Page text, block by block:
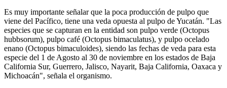
Es muy importante señalar que la poca producción de pulpo que
viene del Pacífico, tiene una veda opuesta al pulpo de Yucatán. "Las
especies que se capturan en la entidad son pulpo verde (Octopus
hubbsorum), pulpo café (Octopus bimaculatus), y pulpo ocelado
enano (Octopus bimaculoides), siendo las fechas de veda para esta
especie del 1 de Agosto al 30 de noviembre en los estados de Baja
California Sur, Guerrero, Jalisco, Nayarit, Baja California, Oaxaca y
Michoacán", señala el organismo.